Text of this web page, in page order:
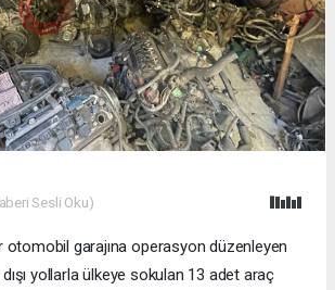
Sesli Oku)
otomobil garajına operasyon düzenleyen
yollarla ülkeye sokulan 13 adet araç